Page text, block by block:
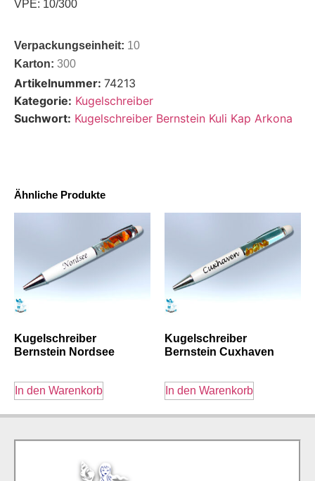
VPE: 10/300
Verpackungseinheit: 10
Karton: 300
Artikelnummer: 74213
Kategorie: Kugelschreiber
Suchwort: Kugelschreiber Bernstein Kuli Kap Arkona
Ähnliche Produkte
Kugelschreiber
Bernstein Nordsee
In den Warenkorb
Kugelschreiber
Bernstein Cuxhaven
In den Warenkorb